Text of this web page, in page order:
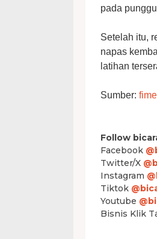
pada
Setelah itu,
napas
latihan
Sumber:
Follow
Facebook
Twitter/X
Instagram
Tiktok
Youtube
Bisnis Klik